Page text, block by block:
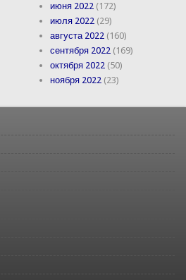
июня 2022 (172)
июля 2022 (29)
августа 2022 (160)
сентября 2022 (169)
октября 2022 (50)
ноября 2022 (23)